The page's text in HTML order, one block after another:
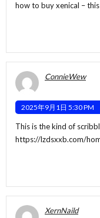
how to buy xenical –this
ConnieWew
2025年9月1日 5:30 PM
This is the kind of
https://lzdsxxb.com/
XernNaild